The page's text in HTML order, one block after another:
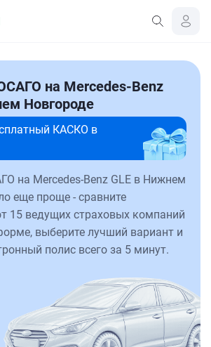
на Mercedes-Benz
Новгороде
КАСКО в
на Mercedes-Benz GLE в Нижнем
еще проще - сравните
15 ведущих страховых компаний
выберите лучший вариант и
полис всего за 5 минут.